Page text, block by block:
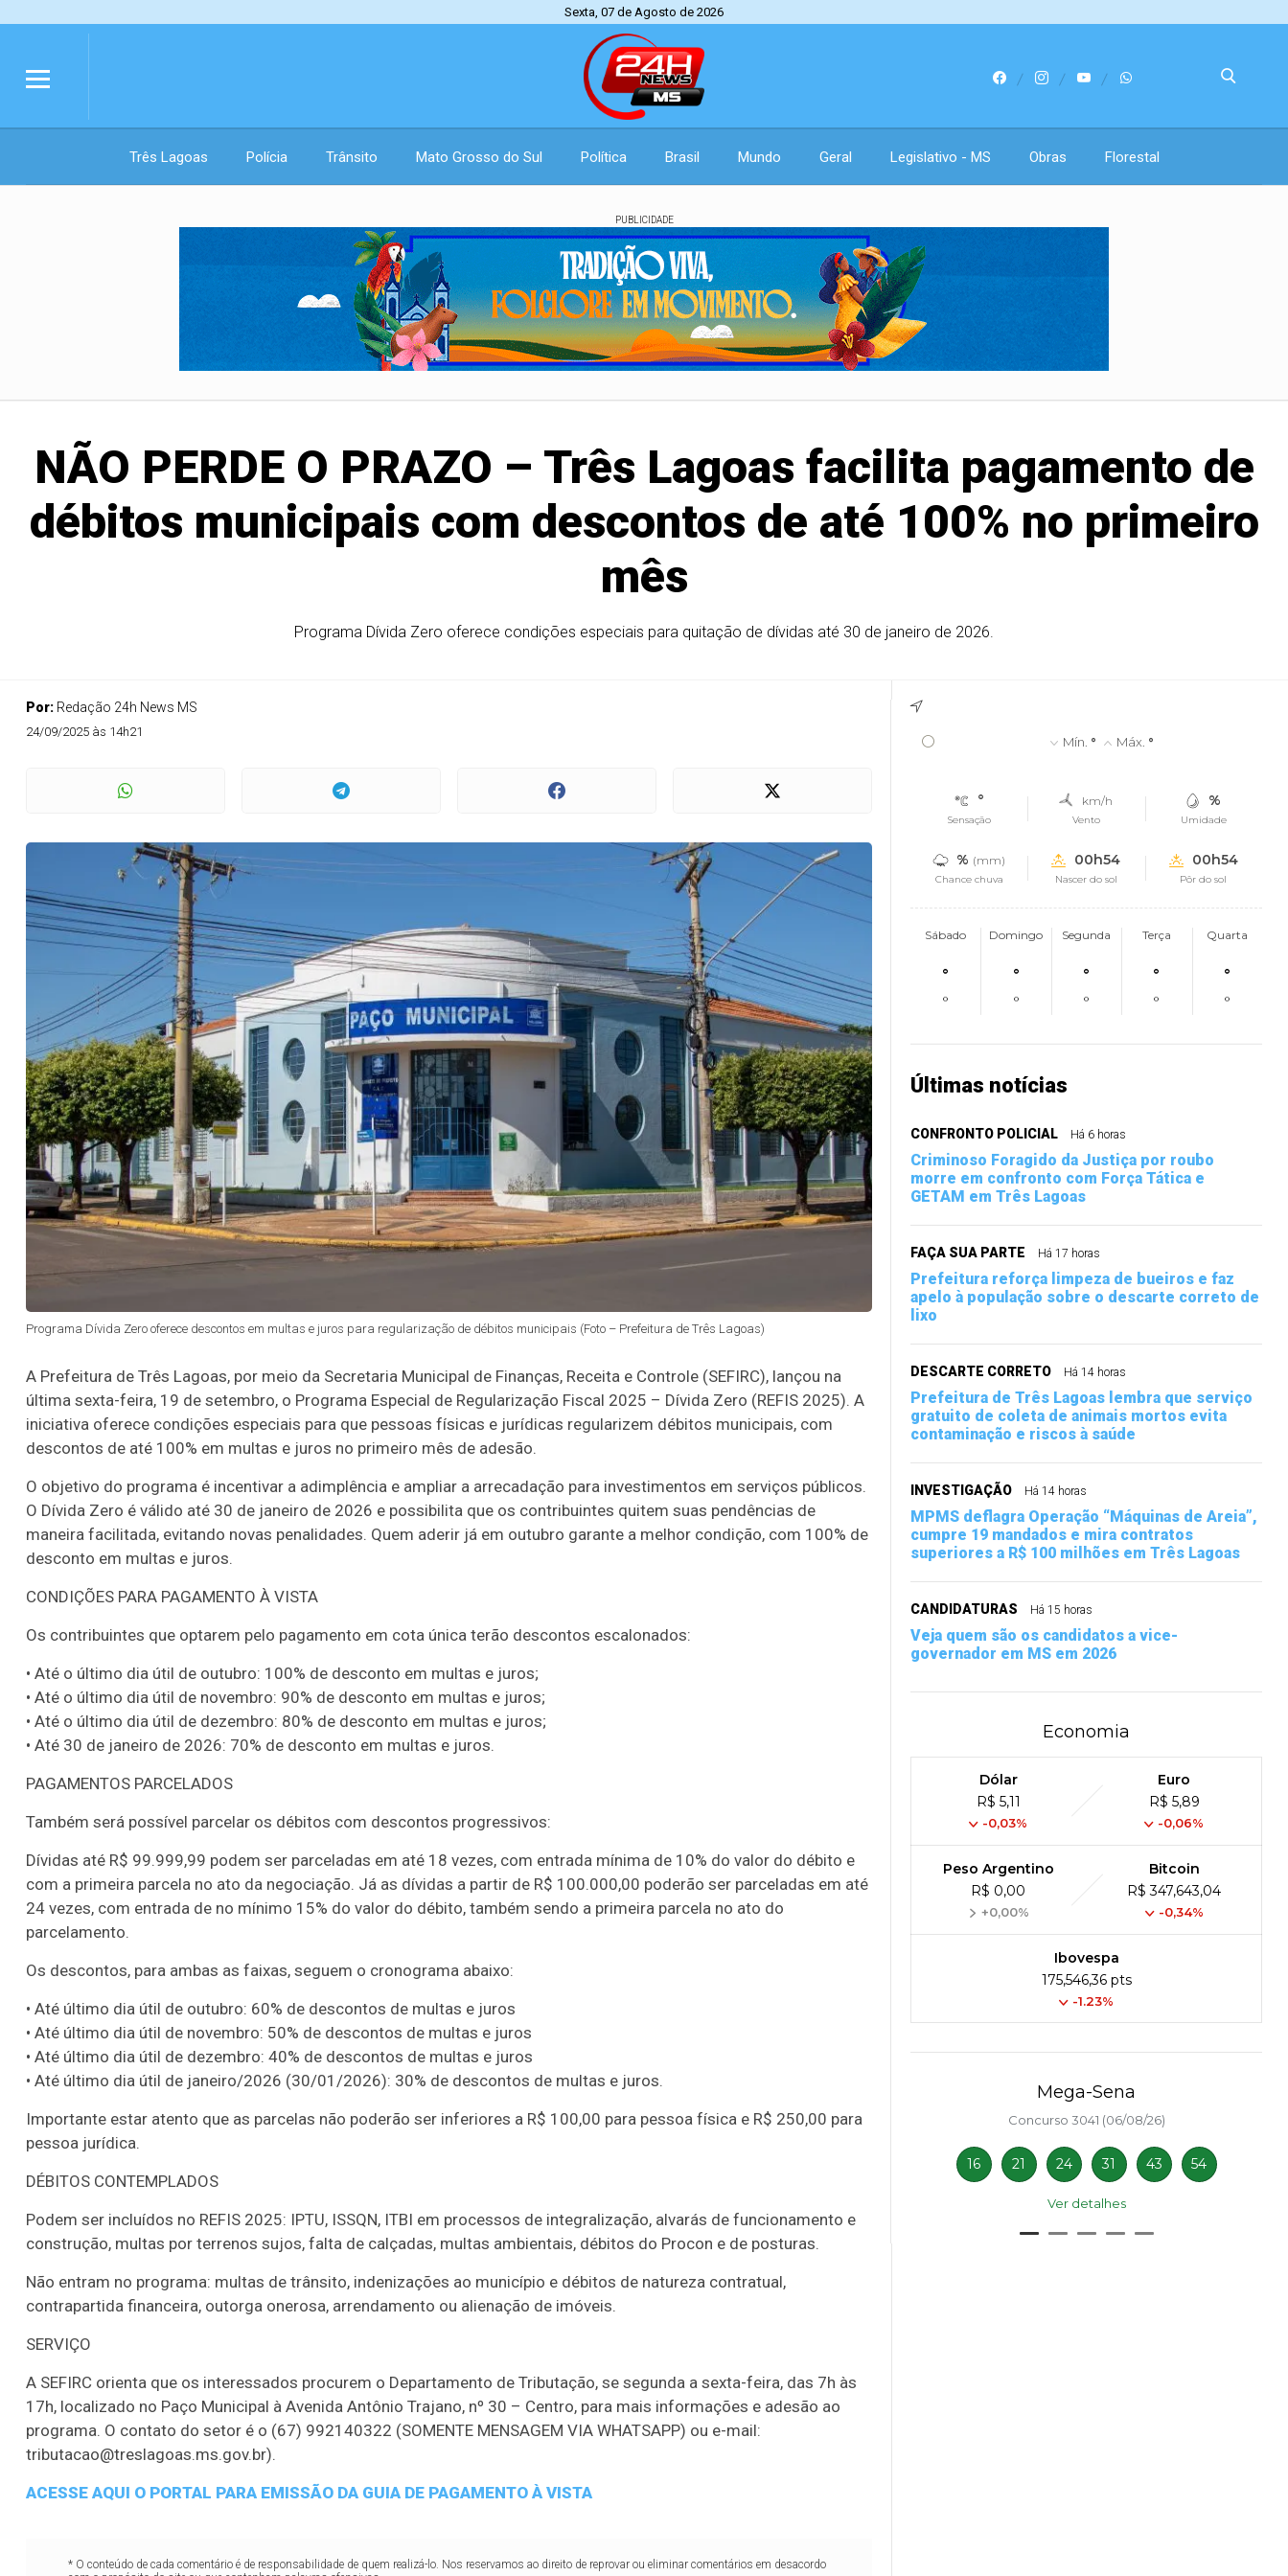
Sexta, 07 de Agosto de 2026
Três Lagoas Polícia Trânsito Mato Grosso do Sul Política Brasil Mundo Geral Legislativo - MS Obras Florestal
PUBLICIDADE
NÃO PERDE O PRAZO – Três Lagoas facilita pagamento de
débitos municipais com descontos de até 100% no primeiro
mês
Programa Dívida Zero oferece condições especiais para quitação de dívidas até 30 de janeiro de 2026.
Por: Redação 24h News MS
24/09/2025 às 14h21
Programa Dívida Zero oferece descontos em multas e juros para regularização de débitos municipais (Foto – Prefeitura de Três Lagoas)
A Prefeitura de Três Lagoas, por meio da Secretaria Municipal de Finanças, Receita e Controle (SEFIRC), lançou na
última sexta-feira, 19 de setembro, o Programa Especial de Regularização Fiscal 2025 – Dívida Zero (REFIS 2025). A
iniciativa oferece condições especiais para que pessoas físicas e jurídicas regularizem débitos municipais, com
descontos de até 100% em multas e juros no primeiro mês de adesão.
O objetivo do programa é incentivar a adimplência e ampliar a arrecadação para investimentos em serviços públicos.
O Dívida Zero é válido até 30 de janeiro de 2026 e possibilita que os contribuintes quitem suas pendências de
maneira facilitada, evitando novas penalidades. Quem aderir já em outubro garante a melhor condição, com 100% de
desconto em multas e juros.
CONDIÇÕES PARA PAGAMENTO À VISTA
Os contribuintes que optarem pelo pagamento em cota única terão descontos escalonados:
• Até o último dia útil de outubro: 100% de desconto em multas e juros;
• Até o último dia útil de novembro: 90% de desconto em multas e juros;
• Até o último dia útil de dezembro: 80% de desconto em multas e juros;
• Até 30 de janeiro de 2026: 70% de desconto em multas e juros.
PAGAMENTOS PARCELADOS
Também será possível parcelar os débitos com descontos progressivos:
Dívidas até R$ 99.999,99 podem ser parceladas em até 18 vezes, com entrada mínima de 10% do valor do débito e
com a primeira parcela no ato da negociação. Já as dívidas a partir de R$ 100.000,00 poderão ser parceladas em até
24 vezes, com entrada de no mínimo 15% do valor do débito, também sendo a primeira parcela no ato do
parcelamento.
Os descontos, para ambas as faixas, seguem o cronograma abaixo:
• Até último dia útil de outubro: 60% de descontos de multas e juros
• Até último dia útil de novembro: 50% de descontos de multas e juros
• Até último dia útil de dezembro: 40% de descontos de multas e juros
• Até último dia útil de janeiro/2026 (30/01/2026): 30% de descontos de multas e juros.
Importante estar atento que as parcelas não poderão ser inferiores a R$ 100,00 para pessoa física e R$ 250,00 para
pessoa jurídica.
DÉBITOS CONTEMPLADOS
Podem ser incluídos no REFIS 2025: IPTU, ISSQN, ITBI em processos de integralização, alvarás de funcionamento e
construção, multas por terrenos sujos, falta de calçadas, multas ambientais, débitos do Procon e de posturas.
Não entram no programa: multas de trânsito, indenizações ao município e débitos de natureza contratual,
contrapartida financeira, outorga onerosa, arrendamento ou alienação de imóveis.
SERVIÇO
A SEFIRC orienta que os interessados procurem o Departamento de Tributação, se segunda a sexta-feira, das 7h às
17h, localizado no Paço Municipal à Avenida Antônio Trajano, nº 30 – Centro, para mais informações e adesão ao
programa. O contato do setor é o (67) 992140322 (SOMENTE MENSAGEM VIA WHATSAPP) ou e-mail:
tributacao@treslagoas.ms.gov.br).
ACESSE AQUI O PORTAL PARA EMISSÃO DA GUIA DE PAGAMENTO À VISTA
* O conteúdo de cada comentário é de responsabilidade de quem realizá-lo. Nos reservamos ao direito de reprovar ou eliminar comentários em desacordo
° Mín. ° Máx. °
°
Sensação
km/h
Vento
%
Umidade
% (mm)
Chance chuva
00h54
Nascer do sol
00h54
Pôr do sol
Sábado
°
°
Domingo
°
°
Segunda
°
°
Terça
°
°
Quarta
°
°
Últimas notícias
CONFRONTO POLICIAL Há 6 horas
Criminoso Foragido da Justiça por roubo
morre em confronto com Força Tática e
GETAM em Três Lagoas
FAÇA SUA PARTE Há 17 horas
Prefeitura reforça limpeza de bueiros e faz
apelo à população sobre o descarte correto de
lixo
DESCARTE CORRETO Há 14 horas
Prefeitura de Três Lagoas lembra que serviço
gratuito de coleta de animais mortos evita
contaminação e riscos à saúde
INVESTIGAÇÃO Há 14 horas
MPMS deflagra Operação “Máquinas de Areia”,
cumpre 19 mandados e mira contratos
superiores a R$ 100 milhões em Três Lagoas
CANDIDATURAS Há 15 horas
Veja quem são os candidatos a vice-
governador em MS em 2026
Economia
Dólar
R$ 5,11
-0,03%
Euro
R$ 5,89
-0,06%
Peso Argentino
R$ 0,00
+0,00%
Bitcoin
R$ 347,643,04
-0,34%
Ibovespa
175,546,36 pts
-1.23%
3755 (06/08/26)
25
detalhes
Lotomania
Concurso 2959 (05/08/26)
63 64 65 70 74 93
Ver detalhes
Concurso 2992 (05/08/26)
Mega-Sena
Concurso 3041 (06/08/26)
16 21 24 31 43 54
Ver detalhes